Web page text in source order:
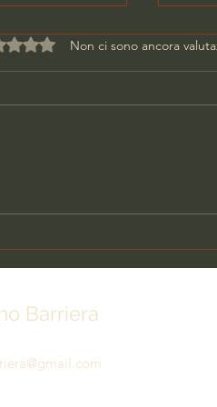
0 stelle su 5.
Non ci sono ancora
Barriera